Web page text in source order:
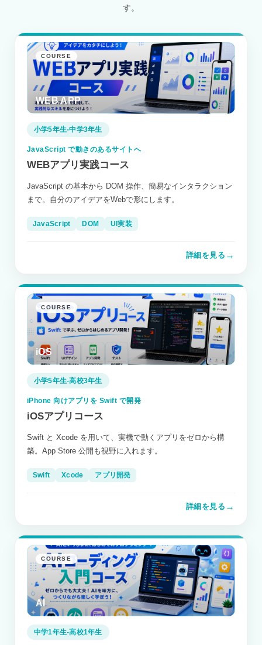
す。
COURSE
WEB APP
小学5年生-中学3年生
JavaScript で動きのあるサイトへ
WEBアプリ実践コース
JavaScript の基本から DOM 操作、簡易なインタラクション
まで。自分のアイデアをWebで形にします。
JavaScript DOM UI実装
詳細を見る →
COURSE
iOS
小学5年生-高校3年生
iPhone 向けアプリを Swift で開発
iOSアプリコース
Swift と Xcode を用いて、実機で動くアプリをゼロから構
築。App Store 公開も視野に入れます。
Swift Xcode アプリ開発
詳細を見る →
COURSE
AI
中学1年生-高校1年生